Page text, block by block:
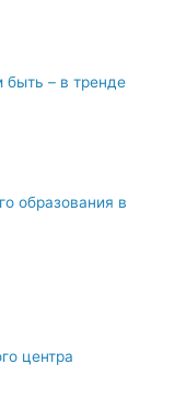
быть – в тренде
образования в
центра